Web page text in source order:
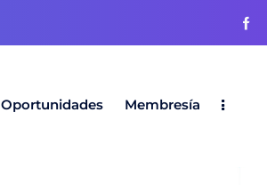
Oportunidades Membresía